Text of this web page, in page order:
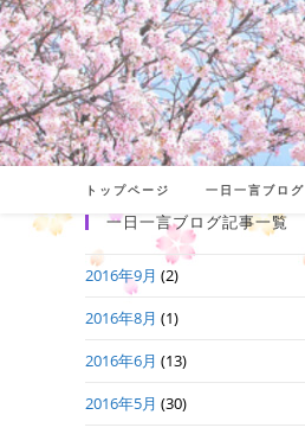
コ
ン
テ
ン
ツ
トップページ 一日一言ブログ
一日一言ブログ記事一覧
2016年9月 (2)
2016年8月 (1)
2016年6月 (13)
2016年5月 (30)